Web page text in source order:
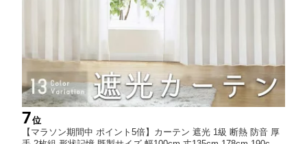
7位
【マラソン期間中 ポイント5倍】カーテン 遮光 1級 断熱 防音 厚